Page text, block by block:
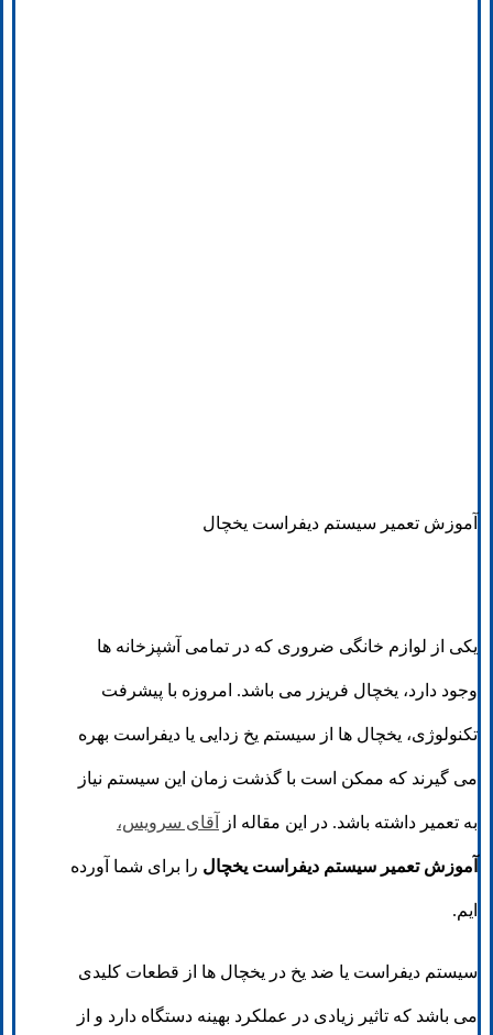
آموزش تعمیر سیستم دیفراست یخچال
یکی از لوازم خانگی ضروری که در تمامی آشپزخانه ها
وجود دارد، یخچال فریزر می باشد. امروزه با پیشرفت
تکنولوژی، یخچال ها از سیستم یخ زدایی یا دیفراست بهره
می گیرند که ممکن است با گذشت زمان این سیستم نیاز
به تعمیر داشته باشد. در این مقاله از آقای سرویس،
آموزش تعمیر سیستم دیفراست یخچال را برای شما آورده
ایم.
سیستم دیفراست یا ضد یخ در یخچال ها از قطعات کلیدی
می باشد که تاثیر زیادی در عملکرد بهینه دستگاه دارد و از